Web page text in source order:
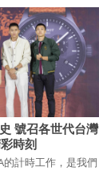
號召各世代台灣
時刻
的計時工作，是我們